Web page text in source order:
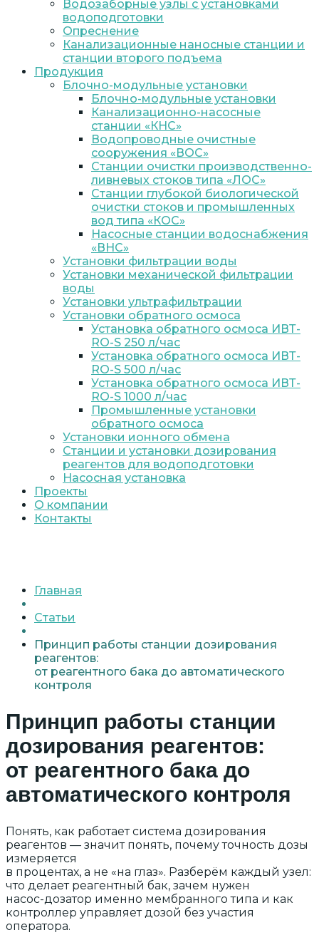
Водозаборные узлы с установками
водоподготовки
Опреснение
Канализационные наносные станции и
станции второго подъема
Продукция
Блочно-модульные установки
Блочно-модульные установки
Канализационно-насосные
станции «КНС»
Водопроводные очистные
сооружения «ВОС»
Станции очистки производственно-
ливневых стоков типа «ЛОС»
Станции глубокой биологической
очистки стоков и промышленных
вод типа «КОС»
Насосные станции водоснабжения
«ВНС»
Установки фильтрации воды
Установки механической фильтрации
воды
Установки ультрафильтрации
Установки обратного осмоса
Установка обратного осмоса ИВТ-
RO-S 250 л/час
Установка обратного осмоса ИВТ-
RO-S 500 л/час
Установка обратного осмоса ИВТ-
RO-S 1000 л/час
Промышленные установки
обратного осмоса
Установки ионного обмена
Станции и установки дозирования
реагентов для водоподготовки
Насосная установка
Проекты
О компании
Контакты
Главная
Статьи
Принцип работы станции дозирования
реагентов:
от реагентного бака до автоматического
контроля
Принцип работы станции
дозирования реагентов:
от реагентного бака до
автоматического контроля
Понять, как работает система дозирования
реагентов — значит понять, почему точность дозы
измеряется
в процентах, а не «на глаз». Разберём каждый узел:
что делает реагентный бак, зачем нужен
насос-дозатор именно мембранного типа и как
контроллер управляет дозой без участия
оператора.